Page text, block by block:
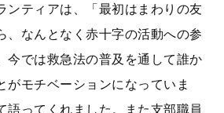
ンティアは、「最初はまわりの友
、なんとなく赤十字の活動への参
今では救急法の普及を通して誰か
がモチベーションになっていま
語ってくれました。また支部職員